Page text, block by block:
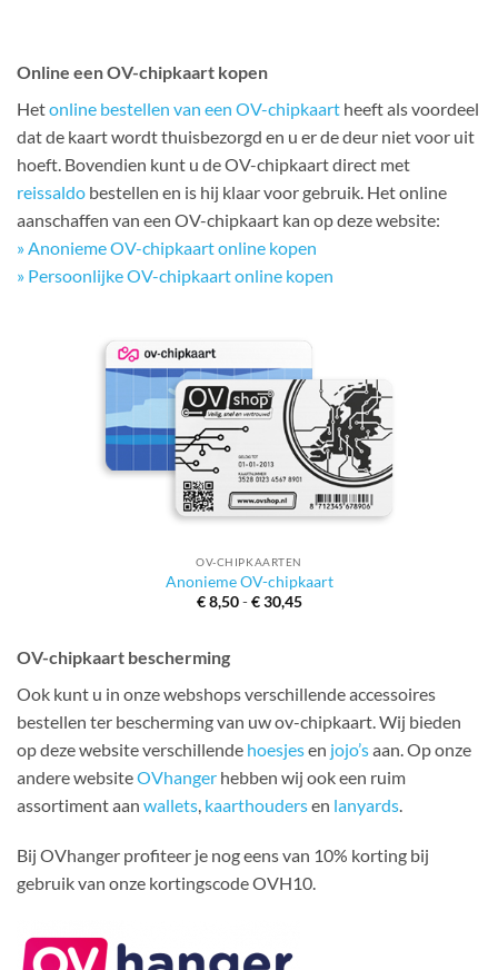
Online een OV-chipkaart kopen
Hetonline bestellen van een OV-chipkaart heeft als voordeel
dat de kaart wordt thuisbezorgd en u er de deur niet voor uit
hoeft. Bovendien kunt u de OV-chipkaart direct met
reissaldo bestellen en is hij klaar voor gebruik. Het online
aanschaffen van een OV-chipkaart kan op deze website:
» Anonieme OV-chipkaart online kopen
» Persoonlijke OV-chipkaart online kopen
OV-CHIPKAARTEN
Anonieme OV-chipkaart
€8,50 - €30,45Prijsklasse:
OV-chipkaart bescherming
Ook kunt u in onze webshops verschillende accessoires
bestellen ter bescherming van uw ov-chipkaart. Wij bieden
op deze website verschillende hoesjesen jojo’saan. Op onze
andere websiteOVhanger hebben wij ook een ruim
assortiment aan wallets kaarthoudersen lanyards
Bij OVhanger profiteer je nog eens van 10% korting bij
gebruik van onze kortingscode OVH10.